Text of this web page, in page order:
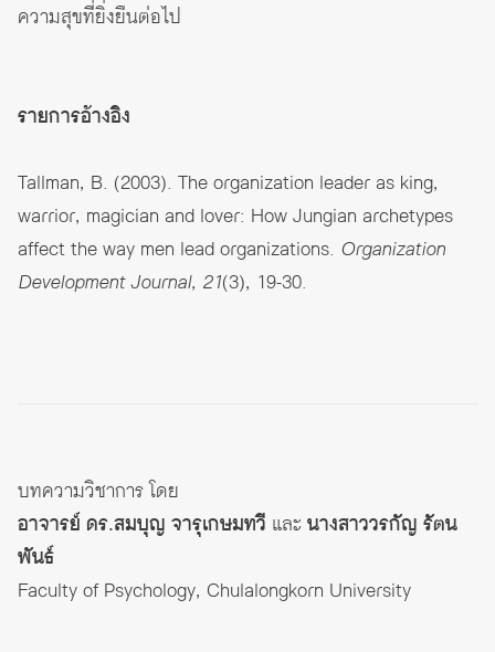
ความสุขที่ยิ่งยืนต่อไป
รายการอ้างอิง
Tallman, B. (2003). The organization leader as king,
warrior, magician and lover: How Jungian archetypes
affect the way men lead organizations. Organization
Development Journal, 21(3), 19-30.
บทความวิชาการ โดย
อาจารย์ ดร.สมบุญ จารุเกษมทวี และ นางสาววรกัญ รัตน
พันธ์
Faculty of Psychology, Chulalongkorn University